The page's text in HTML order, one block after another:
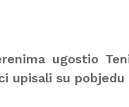
ugostio
upisali su